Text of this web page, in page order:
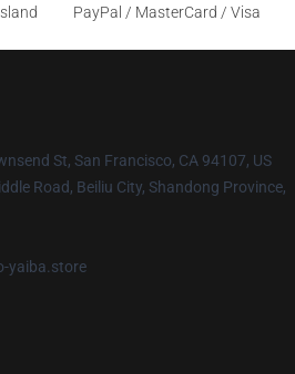
PayPal / MasterCard / Visa
St, San Francisco, CA 94107, US
Road, Beiliu City, Shandong Province,
yaiba.store